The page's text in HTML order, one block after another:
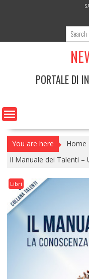
PORTALE DI
You are here Home
Il Manuale dei Talenti –
Libri